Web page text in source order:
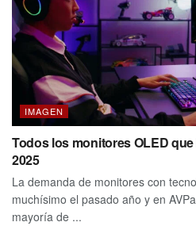
IMAGEN
Todos los monitores OLED
2025
La demanda de monitores con
muchísimo el pasado año y en
mayoría de ...